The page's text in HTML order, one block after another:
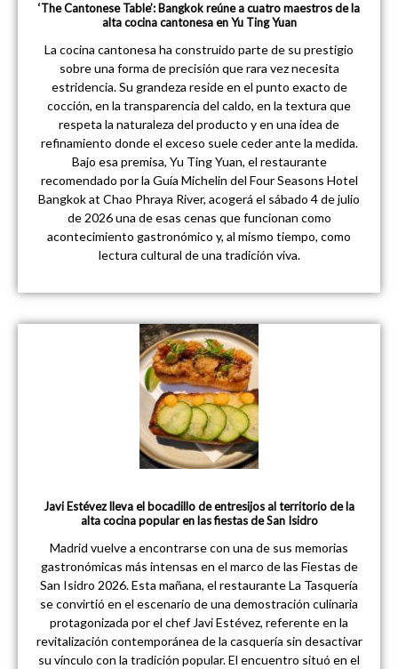
‘The Cantonese Table’: Bangkok reúne a cuatro maestros de la
alta cocina cantonesa en Yu Ting Yuan
La cocina cantonesa ha construido parte de su prestigio
sobre una forma de precisión que rara vez necesita
estridencia. Su grandeza reside en el punto exacto de
cocción, en la transparencia del caldo, en la textura que
respeta la naturaleza del producto y en una idea de
refinamiento donde el exceso suele ceder ante la medida.
Bajo esa premisa, Yu Ting Yuan, el restaurante
recomendado por la Guía Michelin del Four Seasons Hotel
Bangkok at Chao Phraya River, acogerá el sábado 4 de julio
de 2026 una de esas cenas que funcionan como
acontecimiento gastronómico y, al mismo tiempo, como
lectura cultural de una tradición viva.
Javi Estévez lleva el bocadillo de entresijos al territorio de la
alta cocina popular en las fiestas de San Isidro
Madrid vuelve a encontrarse con una de sus memorias
gastronómicas más intensas en el marco de las Fiestas de
San Isidro 2026. Esta mañana, el restaurante La Tasquería
se convirtió en el escenario de una demostración culinaria
protagonizada por el chef Javi Estévez, referente en la
revitalización contemporánea de la casquería sin desactivar
su vínculo con la tradición popular. El encuentro situó en el